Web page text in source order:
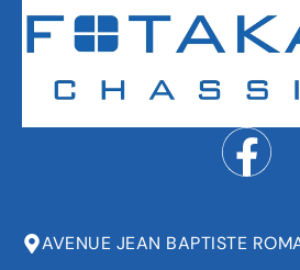
AVENUE JEAN BAPTISTE